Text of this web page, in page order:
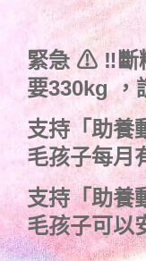
緊急 ⚠ ‼斷
要330kg ，
支持「助養
毛孩子每月
支持「助養
毛孩子可以